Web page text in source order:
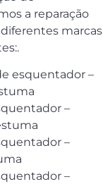
a reparação
marcas
esquentador –
–
–
–